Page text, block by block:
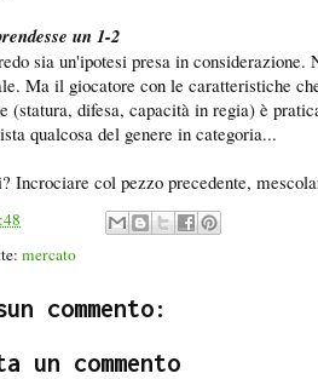
un 1-2
sia un'ipotesi presa in considerazione.
Ma il giocatore con le caratteristiche
(statura, difesa, capacità in regia) è
qualcosa del genere in categoria...
Incrociare col pezzo precedente,
mercato
commento:
un commento